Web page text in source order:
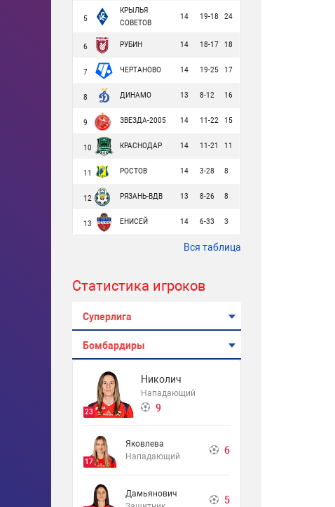
5
КРЫЛЬЯ
СОВЕТОВ
14 19-18 24
6 РУБИН 14 18-17 18
7 ЧЕРТАНОВО 14 19-25 17
8 ДИНАМО 13 8-12 16
9 ЗВЕЗДА-2005 14 11-22 15
10 КРАСНОДАР 14 11-21 11
11 РОСТОВ 14 3-28 8
12 РЯЗАНЬ-ВДВ 13 8-26 8
13 ЕНИСЕЙ 14 6-33 3
Вся таблица
Статистика игроков
Суперлига
Бомбардиры
23
Николич
Нападающий
9
17
Яковлева
Нападающий
6
Дамьянович
5